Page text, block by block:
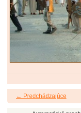
← Predchádzajúce